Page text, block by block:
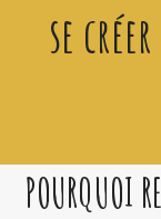
se
POURQUOI